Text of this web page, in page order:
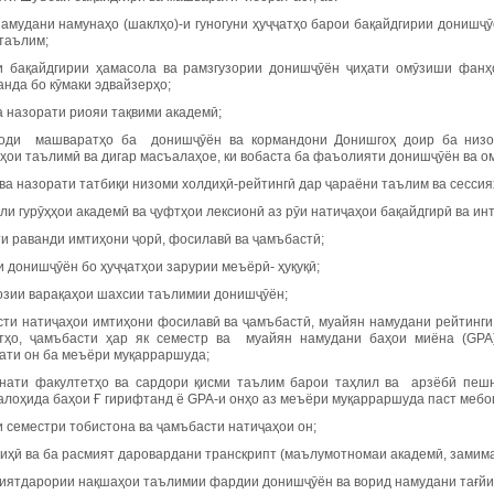
намунаҳо (шаклҳо)-и гуногуни ҳуҷҷатҳо барои бақайдгирии
бақайдгирии ҳамасола ва рамзгузории донишҷӯён ҷиҳати омӯзиши
бо кӯмаки эдвайзерҳо;
назорати риояи тақвими академӣ;
машваратҳо ба донишҷӯён ва кормандони Донишгоҳ доир ба
таълимӣ ва дигар масъалаҳое, ки вобаста ба фаъолияти донишҷӯён ва
назорати татбиқи низоми холдиҳӣ-рейтингӣ дар ҷараёни таълим ва
гурӯҳҳои академӣ ва ҷуфтҳои лексионӣ аз рӯи натиҷаҳои бақайдгирӣ ва
раванди имтиҳони ҷорӣ, фосилавӣ ва ҷамъбастӣ;
донишҷӯён бо ҳуҷҷатҳои зарурии меъёрӣ- ҳуқуқӣ;
варақаҳои шахсии таълимии донишҷӯён;
натиҷаҳои имтиҳони фосилавӣ ва ҷамъбастӣ, муайян намудани
ҷамъбасти ҳар як семестр ва муайян намудани баҳои миёна
он ба меъёри муқарраршуда;
факултетҳо ва сардори қисми таълим барои таҳлил ва арзёбӣ
баҳои Ғ гирифтанд ё GPA-и онҳо аз меъёри муқарраршуда паст
семестри тобистона ва ҷамъбасти натиҷаҳои он;
ва ба расмият даровардани транскрипт (маълумотномаи академӣ,
нақшаҳои таълимии фардии донишҷӯён ва ворид намудани